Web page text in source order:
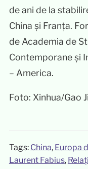
de ani de la
China și Franța.
de Academia de
Contemporane și
– America.
Foto: Xinhua/Gao
Tags: China, Europa
Laurent Fabius,